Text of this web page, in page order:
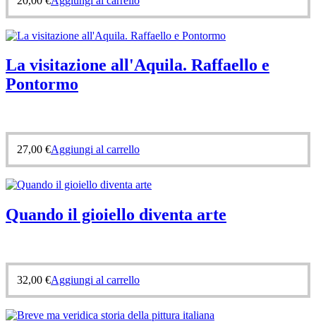
La visitazione all'Aquila. Raffaello e
Pontormo
27,00 €Aggiungi al carrello
Quando il gioiello diventa arte
32,00 €Aggiungi al carrello